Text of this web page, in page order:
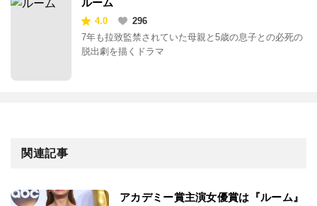
4.0
296
7年も拉致監禁されていた母親と5歳の息子との必死の
脱出劇を描くドラマ
関連記事
アカデミー賞主演女優賞は『ルーム』